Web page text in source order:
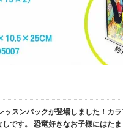
ッスンバックが登場しました！カ
です。 恐竜好きなお子様にはた